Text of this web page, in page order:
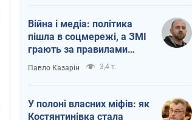
Війна і медіа: політика
пішла в соцмережі, а ЗМІ
грають за правилами
ютуб
Павло Казарін 3,4 т.
У полоні власних міфів: як
Костянтинівка стала